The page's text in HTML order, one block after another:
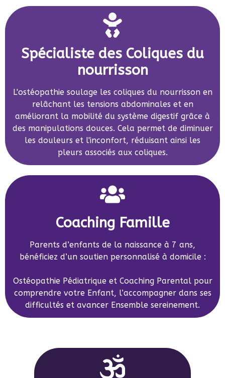
Spécialiste des Coliques du
nourrisson
L'ostéopathie soulage les coliques du nourrisson en
relâchant les tensions abdominales et en
améliorant la mobilité du système digestif grâce à
des manipulations douces. Cela permet de diminuer
les douleurs et l'inconfort, réduisant ainsi les
pleurs associés aux coliques.
Coaching Famille
Parents d’enfants de la naissance à 7 ans,
bénéficiez d’un soutien personnalisé à domicile :
Ostéopathie Pédiatrique et Coaching Parental pour
comprendre votre Enfant, l’accompagner dans ses
difficultés et avancer Ensemble sereinement.